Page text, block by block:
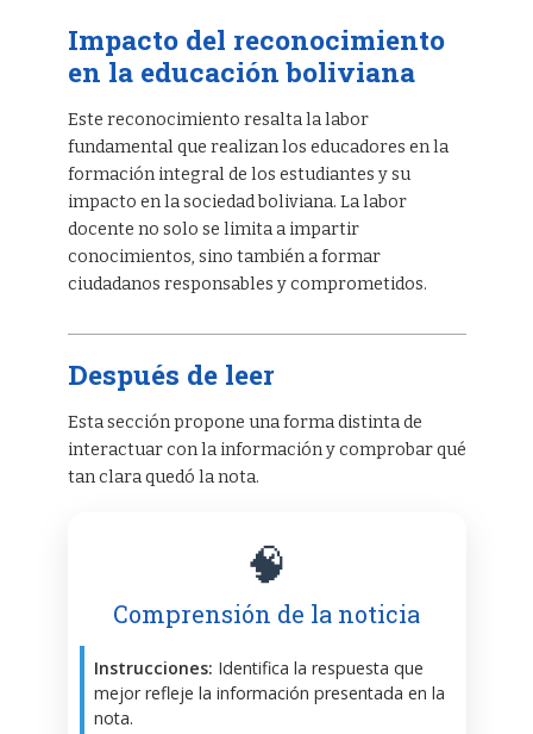
Impacto del reconocimiento
en la educación boliviana
Este reconocimiento resalta la labor
fundamental que realizan los educadores en la
formación integral de los estudiantes y su
impacto en la sociedad boliviana. La labor
docente no solo se limita a impartir
conocimientos, sino también a formar
ciudadanos responsables y comprometidos.
Después de leer
Esta sección propone una forma distinta de
interactuar con la información y comprobar qué
tan clara quedó la nota.
🧠
Comprensión de la noticia
Instrucciones: Identifica la respuesta que
mejor refleje la información presentada en la
nota.